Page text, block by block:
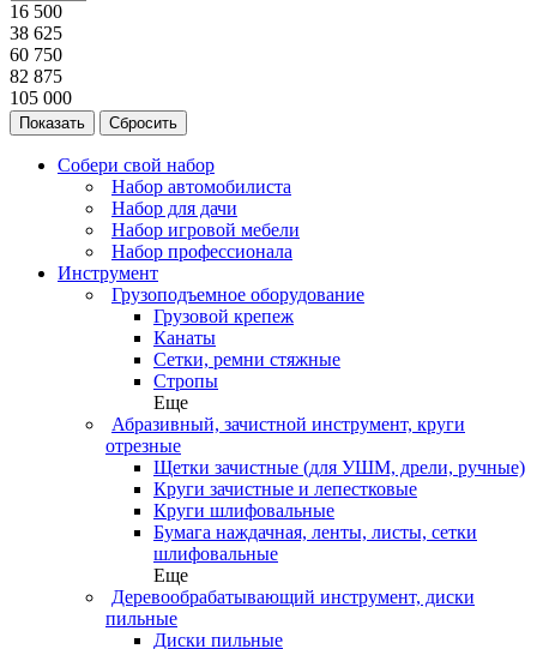
16 500
38 625
60 750
82 875
105 000
Сбросить
Собери свой набор
Набор автомобилиста
Набор для дачи
Набор игровой мебели
Набор профессионала
Инструмент
Грузоподъемное оборудование
Грузовой крепеж
Канаты
Сетки, ремни стяжные
Стропы
Еще
Абразивный, зачистной инструмент, круги
отрезные
Щетки зачистные (для УШМ, дрели, ручные)
Круги зачистные и лепестковые
Круги шлифовальные
Бумага наждачная, ленты, листы, сетки
шлифовальные
Еще
Деревообрабатывающий инструмент, диски
пильные
Диски пильные